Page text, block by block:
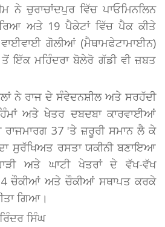
ਨੇ ਚੁਰਾਚਾਂਦਪੁਰ ਵਿੱਚ ਪਾਓਮਿਨਲਿਨ
ਅਤੇ 19 ਪੈਕੇਟਾਂ ਵਿੱਚ ਪੈਕ ਕੀਤੇ
ਗੋਲੀਆਂ (ਮੈਥਾਮਫੇਟਾਮਾਈਨ)
ਇੱਕ ਮਹਿੰਦਰਾ ਬੋਲੇਰੋ ਗੱਡੀ ਵੀ ਜ਼ਬਤ
ਨੇ ਰਾਜ ਦੇ ਸੰਵੇਦਨਸ਼ੀਲ ਅਤੇ ਸਰਹੱਦੀ
ਅਤੇ ਖੇਤਰ ਦਬਦਬਾ ਕਾਰਵਾਈਆਂ
ਰਾਜਮਾਰਗ 37 'ਤੇ ਜ਼ਰੂਰੀ ਸਮਾਨ ਲੈ ਕੇ
ਸੁਰੱਖਿਅਤ ਰਸਤਾ ਯਕੀਨੀ ਬਣਾਇਆ
ਅਤੇ ਘਾਟੀ ਖੇਤਰਾਂ ਦੇ ਵੱਖ-ਵੱਖ
ਚੌਕੀਆਂ ਅਤੇ ਚੌਕੀਆਂ ਸਥਾਪਤ ਕਰਕੇ
ਗਿਆ।
ਸਿੰਘ